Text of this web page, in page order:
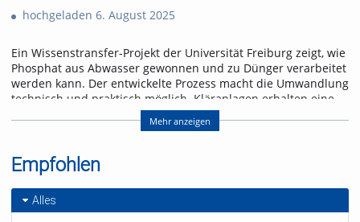
hochgeladen 6. August 2025
Ein Wissenstransfer-Projekt der Universität Freiburg zeigt, wie
Phosphat aus Abwasser gewonnen und zu Dünger verarbeitet
werden kann. Der entwickelte Prozess macht die Umwandlung
technisch und praktisch möglich. Kläranlagen erhalten eine
Lösung, um der gesetzlichen Rückgewinnungspflicht ab 2029
frühzeitig nachzukommen.
Referent/in:
Prof. Dr. Philipp Kurz
Dr. Peter Hajek
Michael Hacker
Mehr anzeigen
Empfohlen
Alles